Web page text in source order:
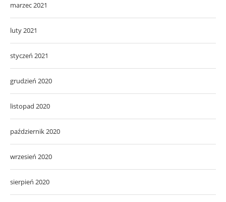
marzec 2021
luty 2021
styczeń 2021
grudzień 2020
listopad 2020
październik 2020
wrzesień 2020
sierpień 2020